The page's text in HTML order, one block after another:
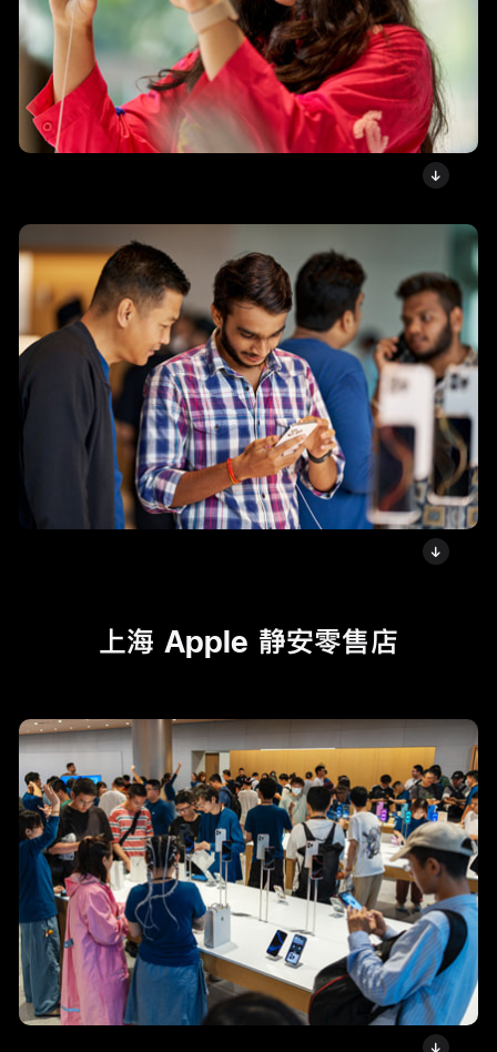
上海 Apple 静安零售店